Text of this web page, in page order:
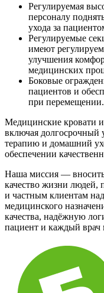
Регулируемая
персоналу
ухода за
Регулируемые
имеют
улучшения
медицинских
Боковые
пациентов и
при перемещении.
Медицинские кровати
включая долгосрочный
терапию и домашний
обеспечении
Наша миссия — вносить
качество жизни людей,
и частным клиентам
медицинского
качества, надёжную
пациент и каждый врач